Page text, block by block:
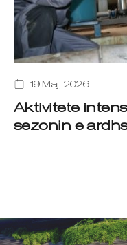
19 Maj, 2026
Aktivitete
sezonin e